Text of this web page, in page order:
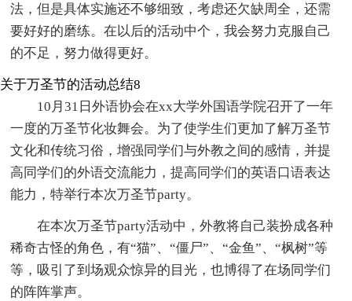
法，但是具体实施还不够细致，考虑还欠缺周全，还需
要好好的磨练。在以后的活动中个，我会努力克服自己
的不足，努力做得更好。
关于万圣节的活动总结8
10月31日外语协会在xx大学外国语学院召开了一年
一度的万圣节化妆舞会。为了使学生们更加了解万圣节
文化和传统习俗，增强同学们与外教之间的感情，并提
高同学们的外语交流能力，提高同学们的英语口语表达
能力，特举行本次万圣节party。
在本次万圣节party活动中，外教将自己装扮成各种
稀奇古怪的角色，有“猫”、“僵尸”、“金鱼”、“枫树”等
等，吸引了到场观众惊异的目光，也博得了在场同学们
的阵阵掌声。